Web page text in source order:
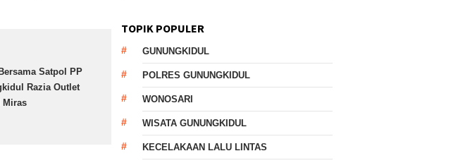
Satpol PP
Razia Outlet
Miras
TOPIK POPULER
GUNUNGKIDUL
POLRES GUNUNGKIDUL
WONOSARI
WISATA GUNUNGKIDUL
KECELAKAAN LALU LINTAS